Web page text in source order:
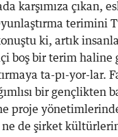
karşımıza çıkan,
terimini
ki, artık
boş bir terim haline
ta-pı-yor-lar.
bir gençlikten
proje
de şirket